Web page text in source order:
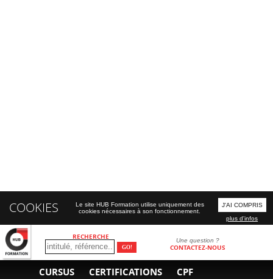
RECHERCHE Une question ?
CONTACTEZ-NOUS
CURSUS CERTIFICATIONS CPF
COOKIES
Le site HUB Formation utilise uniquement des
cookies nécessaires à son fonctionnement.
J'AI COMPRIS
plus d'infos